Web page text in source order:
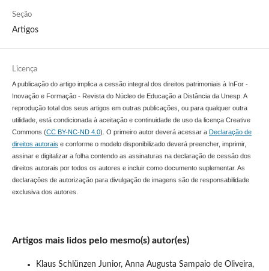
Seção
Artigos
Licença
A publicação do artigo implica a cessão integral dos direitos patrimoniais à InFor -
Inovação e Formação - Revista do Núcleo de Educação a Distância da Unesp. A
reprodução total dos seus artigos em outras publicações, ou para qualquer outra
utilidade, está condicionada à aceitação e continuidade de uso da licença Creative
Commons (CC BY-NC-ND 4.0). O primeiro autor deverá acessar a Declaração de
direitos autorais e conforme o modelo disponibilizado deverá preencher, imprimir,
assinar e digitalizar a folha contendo as assinaturas na declaração de cessão dos
direitos autorais por todos os autores e incluir como documento suplementar. As
declarações de autorização para divulgação de imagens são de responsabilidade
exclusiva dos autores.
Artigos mais lidos pelo mesmo(s) autor(es)
Klaus Schlünzen Junior, Anna Augusta Sampaio de Oliveira,